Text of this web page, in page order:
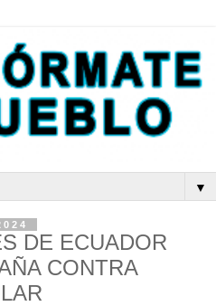
▼
DE ECUADOR
CONTRA